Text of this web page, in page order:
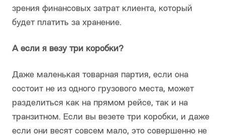
зрения финансовых затрат клиента, который
будет платить за хранение.
А если я везу три коробки?
Даже маленькая товарная партия, если она
состоит не из одного грузового места, может
разделиться как на прямом рейсе, так и на
транзитном. Если вы везете три коробки, и даже
если они весят совсем мало, это совершенно не